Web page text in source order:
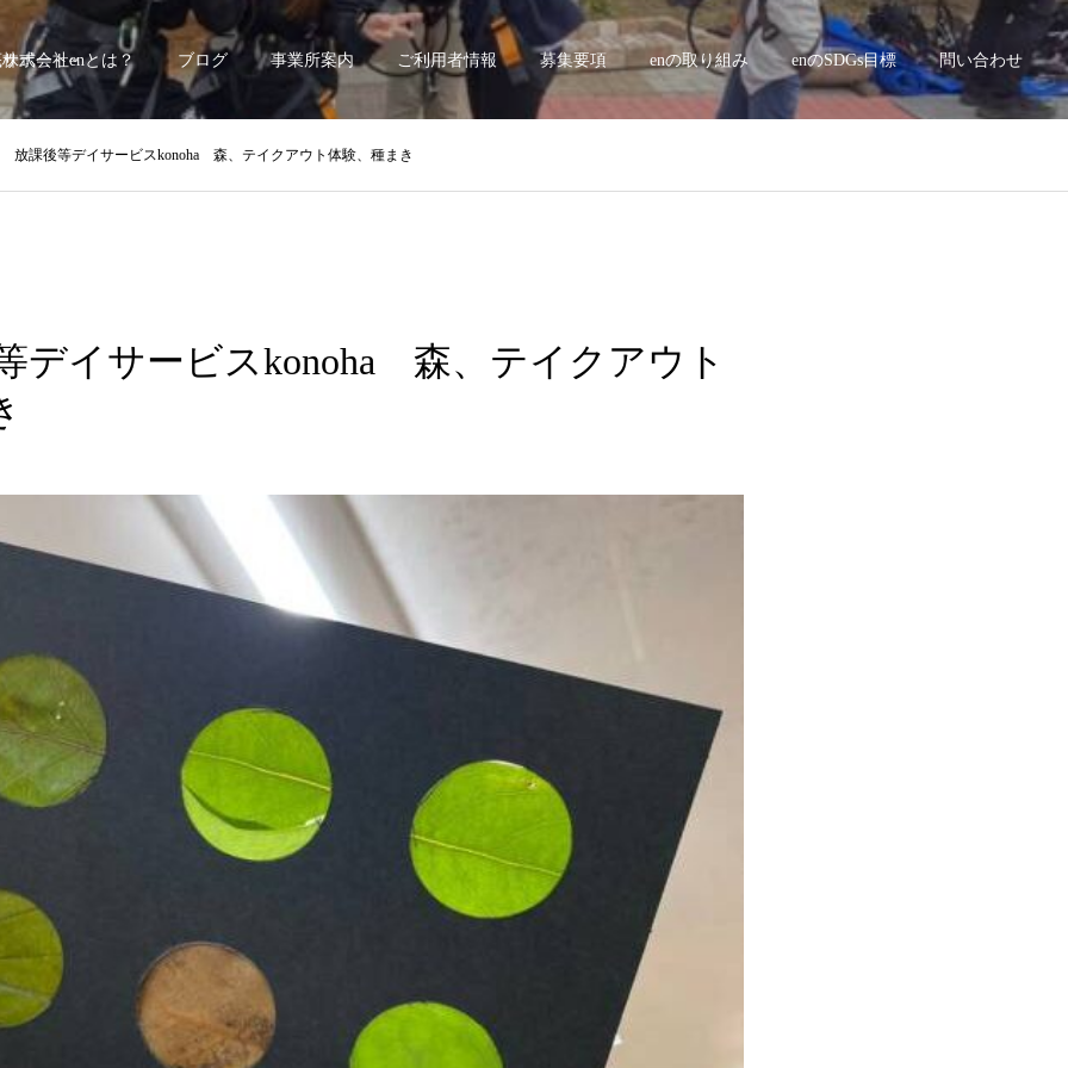
ポート~
株式会社enとは？ ブログ 事業所案内 ご利用者情報 募集要項 enの取り組み enのSDGs目標 問い合わせ
放課後等デイサービスkonoha 森、テイクアウト体験、種まき
デイサービスkonoha 森、テイクアウト